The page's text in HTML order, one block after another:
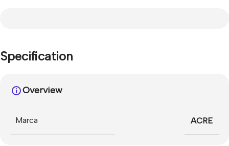
Specification
Overview
Marca ACRE